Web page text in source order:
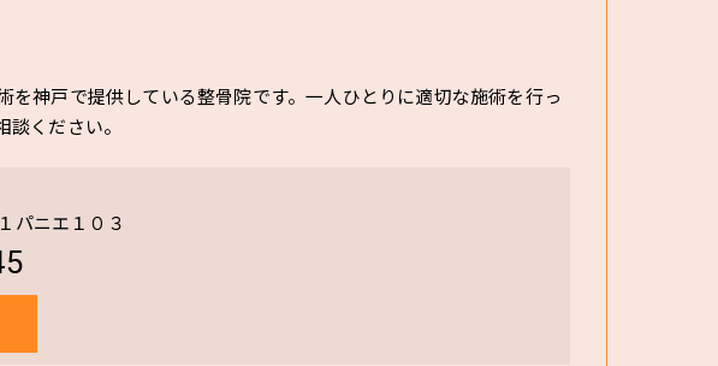
神戸で提供している整骨院です。一人ひとりに適切な施術を行っ
ください。
パニエ１０３